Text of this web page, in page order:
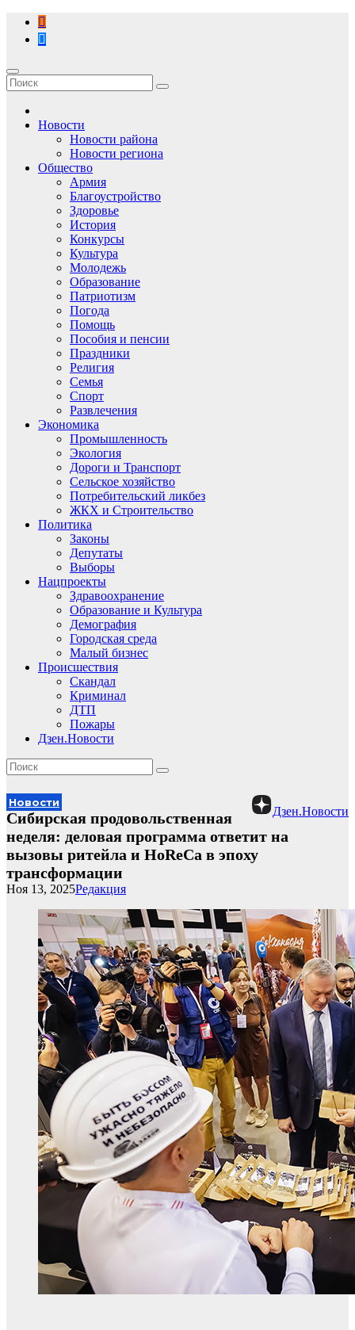
Перейти
содержимому
Новости
Новости района
Новости региона
Общество
Армия
Благоустройство
Здоровье
История
Конкурсы
Культура
Молодежь
Образование
Патриотизм
Погода
Помощь
Пособия и пенсии
Праздники
Религия
Семья
Спорт
Развлечения
Экономика
Промышленность
Экология
Дороги и Транспорт
Сельское хозяйство
Потребительский ликбез
ЖКХ и Строительство
Политика
Законы
Депутаты
Выборы
Нацпроекты
Здравоохранение
Образование и Культура
Демография
Городская среда
Малый бизнес
Происшествия
Скандал
Криминал
ДТП
Пожары
Дзен.Новости
Дзен.Новости
Новости
Сибирская продовольственная
неделя: деловая программа ответит на
вызовы ритейла и HoReCa в эпоху
трансформации
Редакция
Ноя 13, 2025